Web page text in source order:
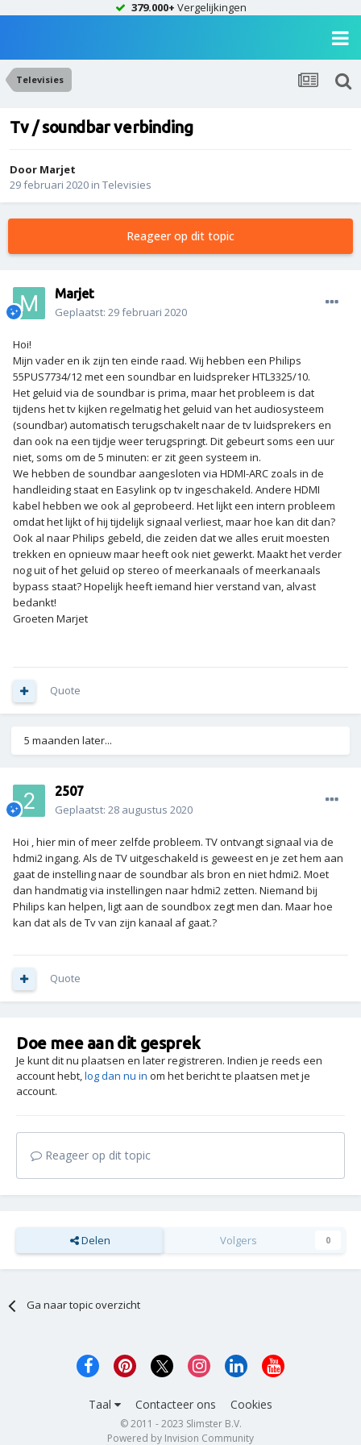
379.000+ Vergelijkingen
Televisies
Tv / soundbar verbinding
Door Marjet
29 februari 2020 in Televisies
Reageer op dit topic
Marjet
Geplaatst: 29 februari 2020
Hoi!
Mijn vader en ik zijn ten einde raad. Wij hebben een Philips
55PUS7734/12 met een soundbar en luidspreker HTL3325/10.
Het geluid via de soundbar is prima, maar het probleem is dat
tijdens het tv kijken regelmatig het geluid van het audiosysteem
(soundbar) automatisch terugschakelt naar de tv luidsprekers en
dan ook na een tijdje weer terugspringt. Dit gebeurt soms een uur
niet, soms om de 5 minuten: er zit geen systeem in.
We hebben de soundbar aangesloten via HDMI-ARC zoals in de
handleiding staat en Easylink op tv ingeschakeld. Andere HDMI
kabel hebben we ook al geprobeerd. Het lijkt een intern probleem
omdat het lijkt of hij tijdelijk signaal verliest, maar hoe kan dit dan?
Ook al naar Philips gebeld, die zeiden dat we alles eruit moesten
trekken en opnieuw maar heeft ook niet gewerkt. Maakt het verder
nog uit of het geluid op stereo of meerkanaals of meerkanaals
bypass staat? Hopelijk heeft iemand hier verstand van, alvast
bedankt!
Groeten Marjet
Quote
5 maanden later...
2507
Geplaatst: 28 augustus 2020
Hoi , hier min of meer zelfde probleem. TV ontvangt signaal via de
hdmi2 ingang. Als de TV uitgeschakeld is geweest en je zet hem aan
gaat de instelling naar de soundbar als bron en niet hdmi2. Moet
dan handmatig via instellingen naar hdmi2 zetten. Niemand bij
Philips kan helpen, ligt aan de soundbox zegt men dan. Maar hoe
kan dat als de Tv van zijn kanaal af gaat.?
Quote
Doe mee aan dit gesprek
Je kunt dit nu plaatsen en later registreren. Indien je reeds een
account hebt,log dan nu in om het bericht te plaatsen met je
account.
Reageer op dit topic
Delen Volgers 0
Ga naar topic overzicht
Taal Contacteer ons Cookies
© 2011 - 2023 Slimster B.V.
Powered by Invision Community